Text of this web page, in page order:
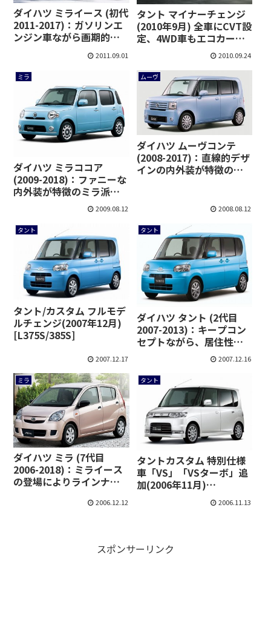
ダイハツ ミライース (初代
2011-2017)：ガソリンエ
ンジン車ながら画期的な
2011.09.01
タント マイナーチェンジ
(2010年9月) 全車にCVT設
定、4WD車もエコカー減
税適合 [L375S/385S]2010.09.24
ミラ
ダイハツ ミラココア
(2009-2018)：ファニーな
内外装が特徴のミラ派生
モデル [L675S/L685S]2009.08.12
ムーヴ
ダイハツ ムーヴコンテ
(2008-2017)：直線的デザ
インの内外装が特徴のム
2008.08.12
タント
タント/カスタム フルモデ
ルチェンジ(2007年12月)
[L375S/385S]
2007.12.17
タント
ダイハツ タント (2代目
2007-2013)：キープコン
セプトながら、居住性や
燃費が向上 [L375S/385S]
2007.12.16
ミラ
ダイハツ ミラ (7代目
2006-2018)：ミライース
の登場によりラインナッ
2006.12.12
タント
タントカスタム 特別仕様
車「VS」「VSターボ」追
加(2006年11月)
2006.11.13
スポンサーリンク